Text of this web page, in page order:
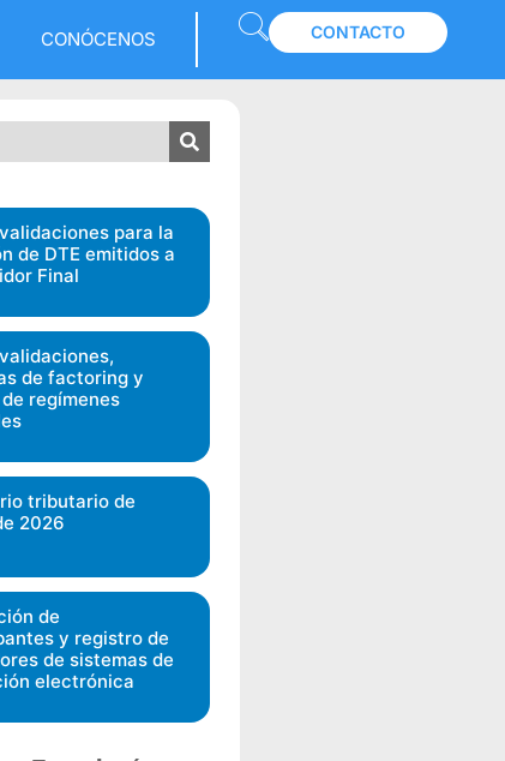
CONÓCENOS CONTACTO
para la
de DTE emitidos a
Final
de factoring y
regímenes
tributario de
2026
de
y registro de
de sistemas de
electrónica